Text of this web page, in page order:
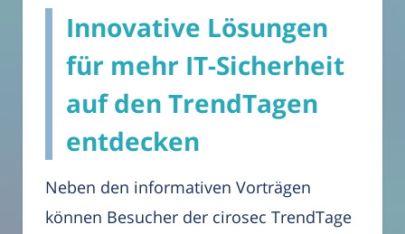
Innovative Lösungen
für mehr IT-Sicherheit
auf den TrendTagen
entdecken
Neben den informativen Vorträgen
können Besucher der cirosec TrendTage